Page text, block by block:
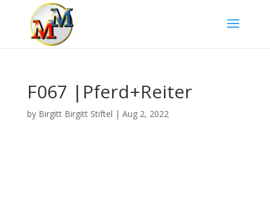
F067 |Pferd+Reiter
by Birgitt Birgitt Stiftel | Aug 2, 2022